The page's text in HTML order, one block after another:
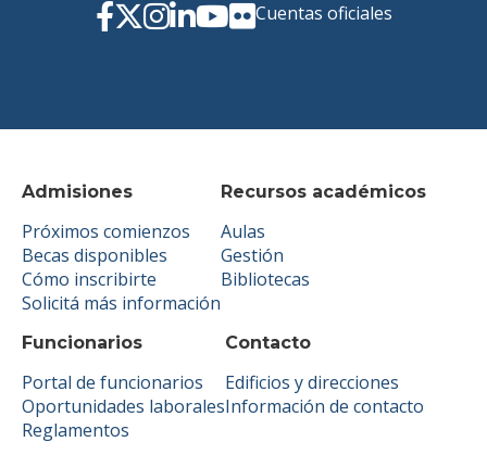
Admisiones
Próximos comienzos
Becas disponibles
Cómo inscribirte
Solicitá más información
Recursos académicos
Aulas
Gestión
Bibliotecas
Funcionarios
Portal de funcionarios
Oportunidades laborales
Reglamentos
Contacto
Edificios y direcciones
Información de contacto
Cuentas oficiales